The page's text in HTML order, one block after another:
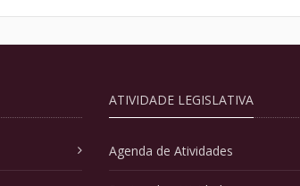
ATIVIDADE LEGISLATIVA
Agenda de Atividades